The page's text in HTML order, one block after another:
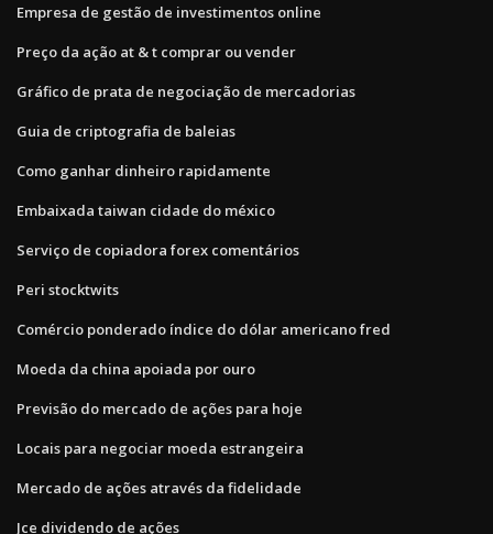
Empresa de gestão de investimentos online
Preço da ação at & t comprar ou vender
Gráfico de prata de negociação de mercadorias
Guia de criptografia de baleias
Como ganhar dinheiro rapidamente
Embaixada taiwan cidade do méxico
Serviço de copiadora forex comentários
Peri stocktwits
Comércio ponderado índice do dólar americano fred
Moeda da china apoiada por ouro
Previsão do mercado de ações para hoje
Locais para negociar moeda estrangeira
Mercado de ações através da fidelidade
Jce dividendo de ações